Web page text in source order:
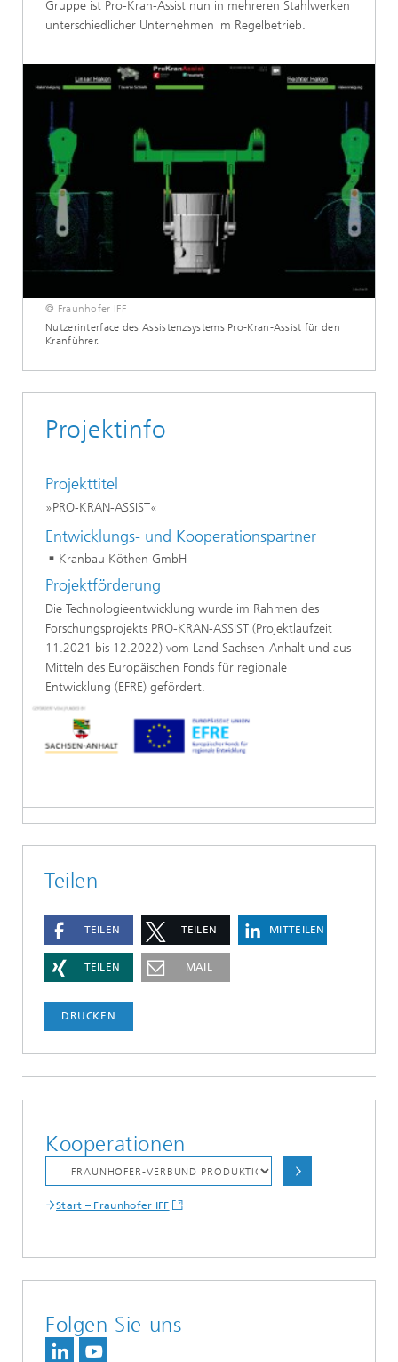
Gruppe ist Pro-Kran-Assist nun in mehreren Stahlwerken
unterschiedlicher Unternehmen im Regelbetrieb.
© Fraunhofer IFF
Nutzerinterface des Assistenzsystems Pro-Kran-Assist für den
Kranführer.
Projektinfo
Projekttitel
»PRO-KRAN-ASSIST«
Entwicklungs- und Kooperationspartner
Kranbau Köthen GmbH
Projektförderung
Die Technologieentwicklung wurde im Rahmen des
Forschungsprojekts PRO-KRAN-ASSIST (Projektlaufzeit
11.2021 bis 12.2022) vom Land Sachsen-Anhalt und aus
Mitteln des Europäischen Fonds für regionale
Entwicklung (EFRE) gefördert.
Teilen
TEILEN TEILEN MITTEILEN
TEILEN MAIL
DRUCKEN
Kooperationen
Start – Fraunhofer IFF
Folgen Sie uns